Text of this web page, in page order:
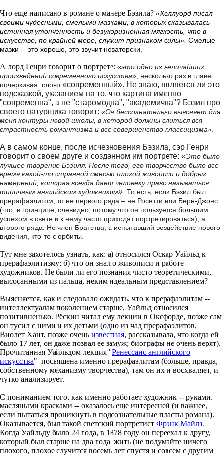
Что еще написано в романе о манере Бэзила? «Холлуорд писал
своими чудесными, смелыми мазками, в которых сказывалась
истинная утонченность и безукоризненная мягкость, что в
искусстве, по крайней мере, служит признаком силы». Смелые
мазки -- это хорошо, это звучит новаторски.
А лорд Генри говорит о портрете: «это одно из величайших
произведений современного искусства», несколько раз в главе
почеркивая слово «современный». Не знаю, является ли это
подсказкой, указанием на то, что картина именно
"современна", а не "старомодна", "академична"? Бэзил про
своего натурщика говорит: «Он бессознательно выясняет для
меня контуры новой школы, в которой должны слиться вся
страстность романтизма и все совершенство классицизма»
А в самом конце, после исчезновения Бэзила, сэр Генри
говорит о своем друге и созданном им портрете: «Это было
лучшее творение Бэзиля. После того, его творчество было все
время какой-то странной смесью плохой живописи и добрых
намерений, которая всегда дает человеку право называться
типичным английским художником» . То есть, если Бэзил был
прерафаэлитом, то не первого ряда – не Росетти или Берн-Джонс
(что, в принципе, очевидно, потому что он пользуется большим
успехом в свете и к нему часто приходят портретироваться), а
второго ряда. Не член Братства, а испытавший воздействие нового
видения, кто-то с орбиты.
Тут мне захотелось узнать, как: а) относился Оскар Уайльд к
прерафаэлитизму; б) что он знал о живописи и работе
художников. Не были ли его познания чисто теоретическими,
высосанными из пальца, неким идеальным представлением?
Выясняется, как и следовало ожидать, что к прерафаэлитам --
интеллектуалам поколением старше, Уайльд относился
позитивненько. Рёскин читал ему лекции в Оксфорде, позже сам
он тусил с ними и их детьми (одно из чад прерафаэлитов,
Виолет Хант, позже очень известная, рассказывала, что когда ей
было 17 лет, он даже позвал ее замуж; биографы не очень верят).
Прочитанная Уайльдом лекция "Ренессанс английского
искусства" посвящена именно прерафаэлитам (больше, правда,
собственному механизму творчества), там он их и восхваляет, и
чутко анализирует.
С пониманием того, как именно работает художник -- руками,
масляными красками -- оказалось еще интересней (и важнее,
если пытаться проникнуть в подсознательные пласты романа).
Оказывается, был такой светский портретист Фрэнк Майлз.
Когда Уайльду было 24 года, в 1878 году он переехал к другу,
который был старше на два года, жить (не подумайте ничего
плохого, плохое случится восемь лет спустя и совсем с другим